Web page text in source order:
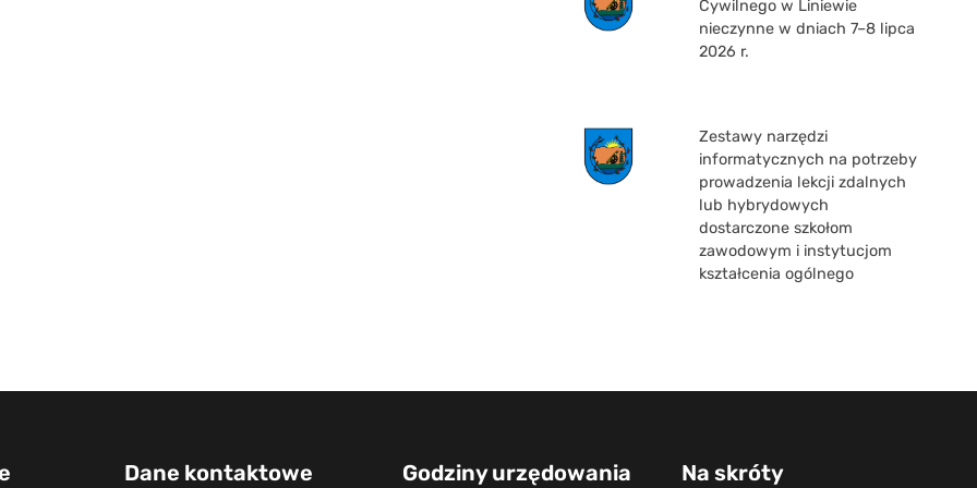
Cywilnego w Liniewie
nieczynne w dniach 7–8 lipca
2026 r.
Zestawy narzędzi
informatycznych na potrzeby
prowadzenia lekcji zdalnych
lub hybrydowych
dostarczone szkołom
zawodowym i instytucjom
kształcenia ogólnego
Dane kontaktowe Godziny urzędowania Na skróty